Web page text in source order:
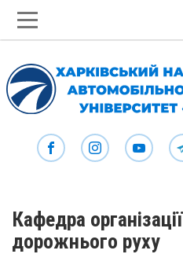
Кафедра
дорожнього руху